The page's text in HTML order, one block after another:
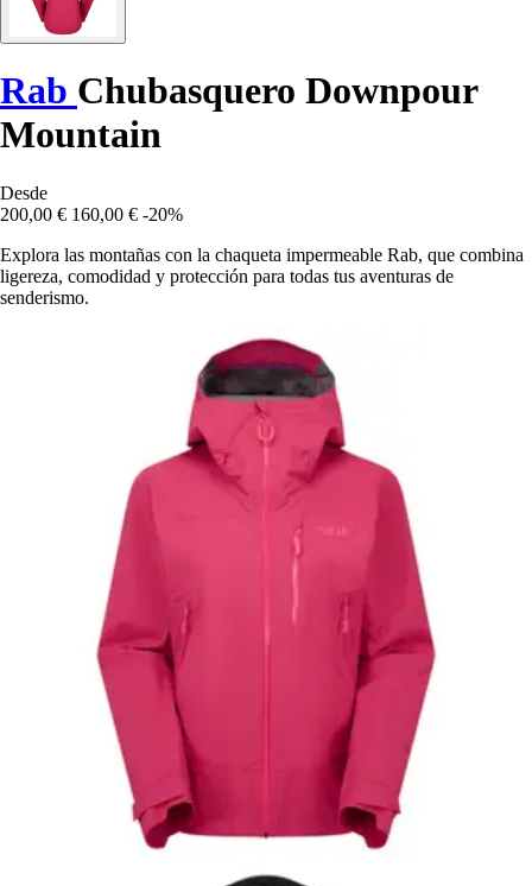
Rab Chubasquero Downpour
Mountain
Desde
200,00 € 160,00 € -20%
Explora las montañas con la chaqueta impermeable Rab, que combina
ligereza, comodidad y protección para todas tus aventuras de
senderismo.